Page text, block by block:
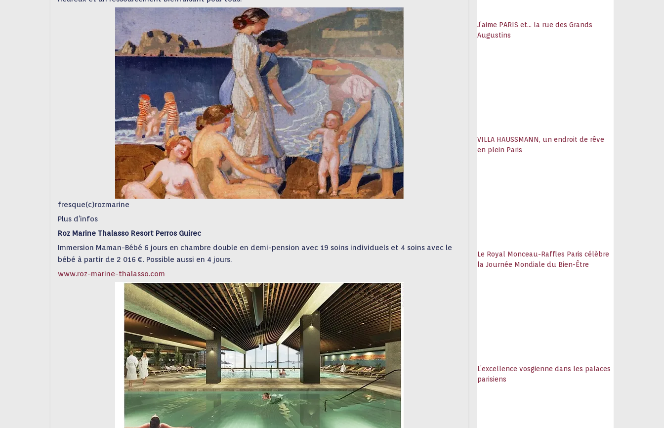
fresque(c)rozmarine
Plus d’infos
Roz Marine Thalasso Resort Perros Guirec
Immersion Maman-Bébé 6 jours en chambre double en demi-pension avec 19 soins individuels et 4 soins avec le
bébé à partir de 2 016 €. Possible aussi en 4 jours.
www.roz-marine-thalasso.com
J’aime PARIS et… la rue des Grands
Augustins
VILLA HAUSSMANN, un endroit de rêve
en plein Paris
Le Royal Monceau-Raffles Paris célèbre
la Journée Mondiale du Bien-Être
L’excellence vosgienne dans les palaces
parisiens